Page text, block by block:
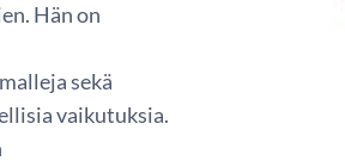
Hän on
sekä
vaikutuksia.